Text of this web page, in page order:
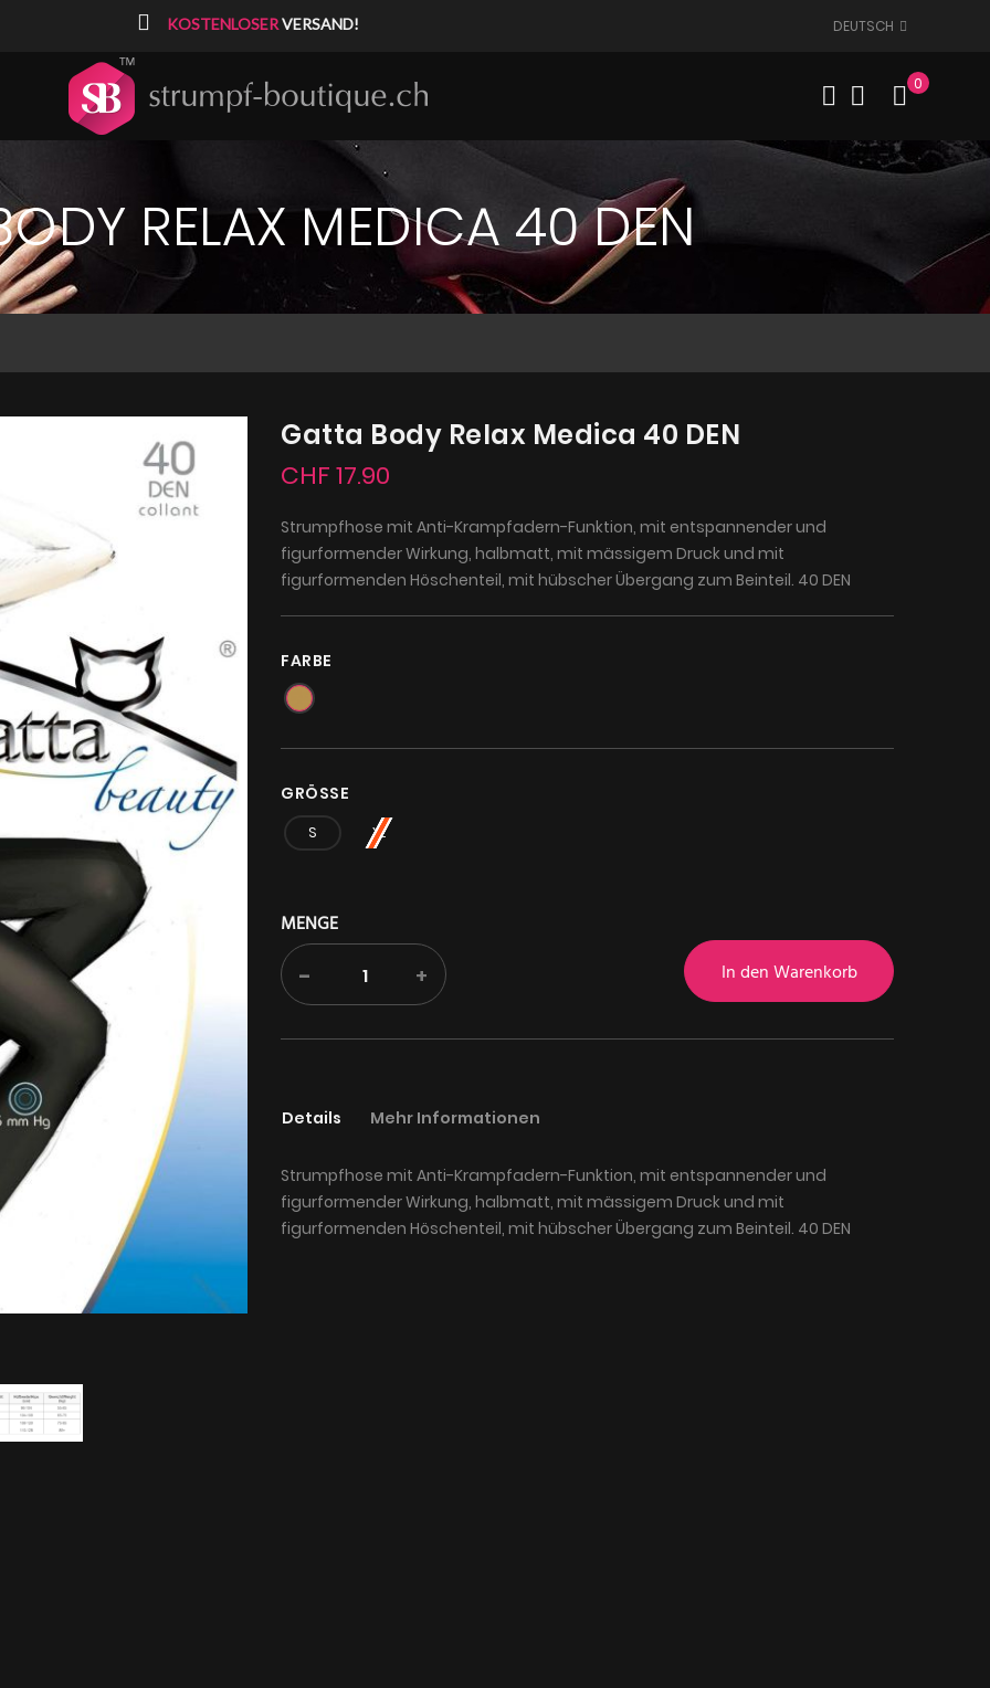
KOSTENLOSERVERSAND! DEUTSCH
0
RELAX MEDICA 40 DEN
Gatta Body Relax Medica 40 DEN
CHF 17.90
Strumpfhose mit Anti-Krampfadern-Funktion, mit entspannender und
figurformender Wirkung, halbmatt, mit mässigem Druck und mit
figurformenden Höschenteil, mit hübscher Übergang zum Beinteil. 40 DEN
FARBE
GRÖSSE
S XL
MENGE
- + In den Warenkorb
Details
Strumpfhose mit Anti-Krampfadern-Funktion, mit entspannender und
figurformender Wirkung, halbmatt, mit mässigem Druck und mit
figurformenden Höschenteil, mit hübscher Übergang zum Beinteil. 40 DEN
Mehr Informationen